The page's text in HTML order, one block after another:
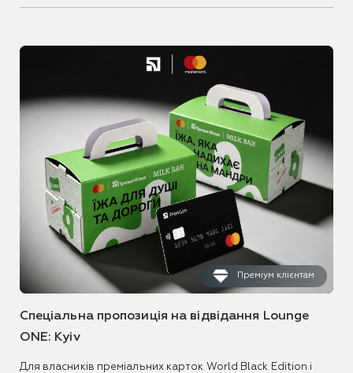
Преміум клієнтам
Спеціальна пропозиція на відвідання Lounge
ONE: Kyiv
Для власників преміальних карток World Black Edition і